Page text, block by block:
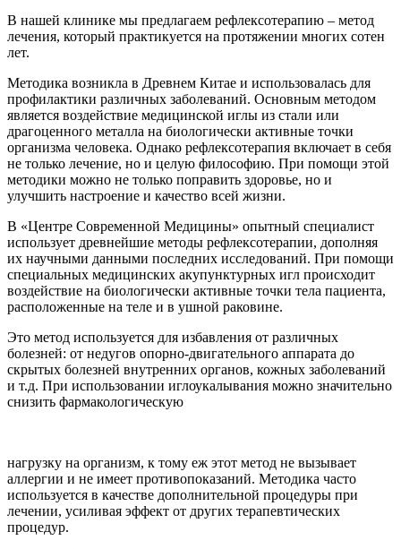
В нашей клинике мы предлагаем рефлексотерапию – метод
лечения, который практикуется на протяжении многих сотен
лет.
Методика возникла в Древнем Китае и использовалась для
профилактики различных заболеваний. Основным методом
является воздействие медицинской иглы из стали или
драгоценного металла на биологически активные точки
организма человека. Однако рефлексотерапия включает в себя
не только лечение, но и целую философию. При помощи этой
методики можно не только поправить здоровье, но и
улучшить настроение и качество всей жизни.
В «Центре Современной Медицины» опытный специалист
использует древнейшие методы рефлексотерапии, дополняя
их научными данными последних исследований. При помощи
специальных медицинских акупунктурных игл происходит
воздействие на биологически активные точки тела пациента,
расположенные на теле и в ушной раковине.
Это метод используется для избавления от различных
болезней: от недугов опорно-двигательного аппарата до
скрытых болезней внутренних органов, кожных заболеваний
и т.д. При использовании иглоукалывания можно значительно
снизить фармакологическую
нагрузку на организм, к тому еж этот метод не вызывает
аллергии и не имеет противопоказаний. Методика часто
используется в качестве дополнительной процедуры при
лечении, усиливая эффект от других терапевтических
процедур.⁠